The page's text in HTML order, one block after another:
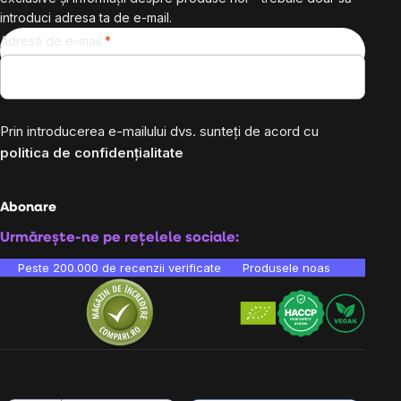
introduci adresa ta de e-mail.
Adresă de e-mail
Prin introducerea e-mailului dvs. sunteți de acord cu
politica de confidențialitate
Abonare
Urmărește-ne pe rețelele sociale:
Peste 200.000 de recenzii verificate Produsele noastre sunt